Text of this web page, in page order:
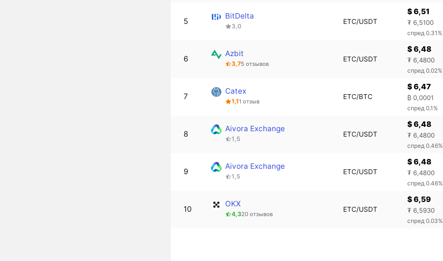
5
BitDelta
3,0
ETC/USDT
$ 6,51
₮ 6,5100
спред 0.31%
6
Azbit
3,75 отзывов
ETC/USDT
$ 6,48
₮ 6,4800
спред 0.02%
7
Catex
1,11 отзыв
ETC/BTC
$ 6,47
₿ 0,0001
спред 0.1%
8
Aivora Exchange
1,5
ETC/USDT
$ 6,48
₮ 6,4800
спред 0.46%
9
Aivora Exchange
1,5
ETC/USDT
$ 6,48
₮ 6,4800
спред 0.46%
10
OKX
4,320 отзывов
ETC/USDT
$ 6,59
₮ 6,5930
спред 0.03%